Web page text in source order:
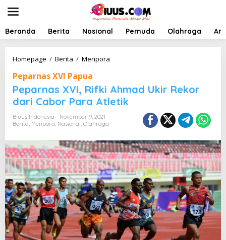
t
Beranda Berita Nasional Pemuda Olahraga
Homepage / Berita / Menpora
a
r
n
V
I
,
R
i
f
k
i
A
m
Peparnas XVI Papua
Peparnas XVI, Rifki Ahmad Ukir Rekor
dari Cabor Para Atletik
Biuus Indonesia
November 9, 2021
Berita, Menpora, Nasional, Olahraga